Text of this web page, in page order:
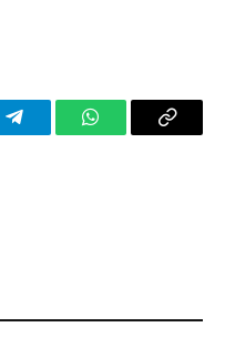
TelegramWhatsAppCopy